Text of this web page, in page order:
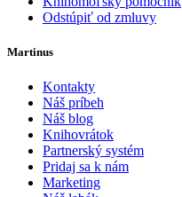
Odstúpiť od zmluvy
Martinus
Kontakty
Náš príbeh
Náš blog
Knihovrátok
Partnerský systém
Pridaj sa k nám
Marketing